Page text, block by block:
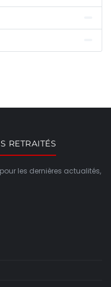
RETRAITÉS
les dernières actualités,